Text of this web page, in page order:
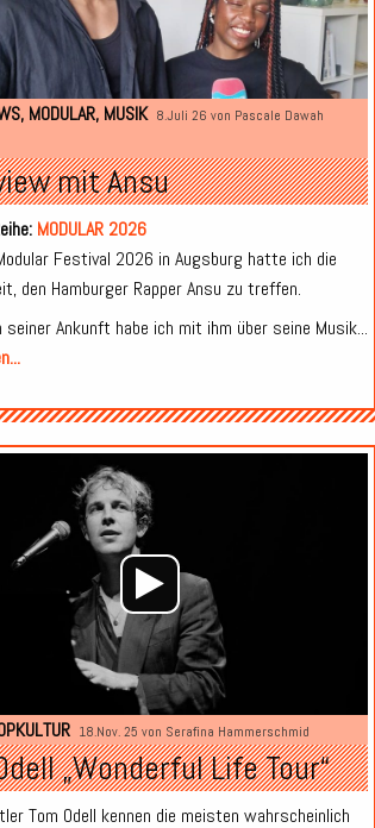
, MODULAR, MUSIK 8.Juli 26 von Pascale Dawah
mit Ansu
MODULAR 2026
Festival 2026 in Augsburg hatte ich die
den Hamburger Rapper Ansu zu treffen.
seiner Ankunft habe ich mit ihm über seine Musik...
18.Nov. 25 von Serafina Hammerschmid
„Wonderful Life Tour“
Tom Odell kennen die meisten wahrscheinlich